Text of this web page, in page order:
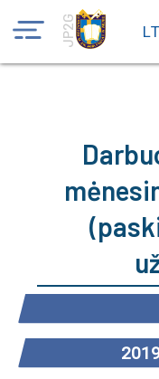
JP2G LT